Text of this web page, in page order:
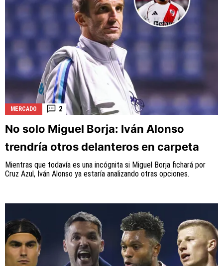
MERCADO 2
No solo Miguel Borja: Iván Alonso
trendría otros delanteros en carpeta
Mientras que todavía es una incógnita si Miguel Borja fichará por
Cruz Azul, Iván Alonso ya estaría analizando otras opciones.